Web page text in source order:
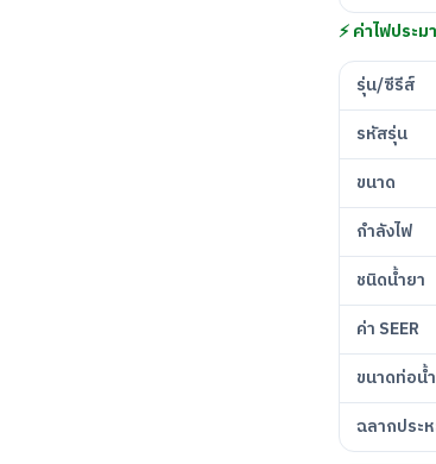
⚡ ค่าไฟประ
รุ่น/ซีรีส์
รหัสรุ่น
ขนาด
กำลังไฟ
ชนิดน้ำยา
ค่า SEER
ขนาดท่อน้
ฉลากประ